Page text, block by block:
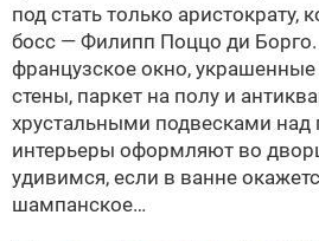
под стать только аристократу,
босс — Филипп Поццо ди
французское окно,
стены, паркет на полу и
хрустальными подвесками над
интерьеры оформляют во
удивимся, если в ванне
шампанское…